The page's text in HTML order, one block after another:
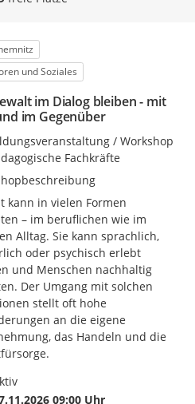
und Soziales
im Dialog bleiben - mit
im Gegenüber
/ Workshop
Fachkräfte
kann in vielen Formen
– im beruflichen wie im
Alltag. Sie kann sprachlich,
oder psychisch erlebt
und Menschen nachhaltig
Der Umgang mit solchen
stellt oft hohe
an die eigene
das Handeln und die
09:00 Uhr